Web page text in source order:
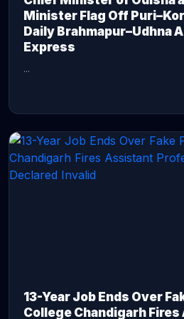
Minister Flag Off
Daily Brahmapur–Udhna
Express
...
13-Year Job Ends Over
College Chandigarh